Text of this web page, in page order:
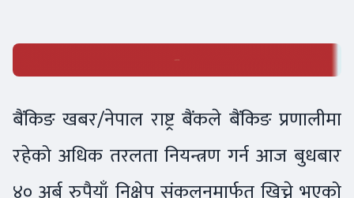
बैंकिङ खबर/नेपाल राष्ट्र बैंकले बैंकिङ प्रणालीमा
रहेको अधिक तरलता नियन्त्रण गर्न आज बुधबार